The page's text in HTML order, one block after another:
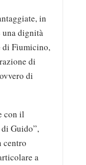
in
una dignità
di Fiumicino,
di
di
con il
Guido”,
centro
a